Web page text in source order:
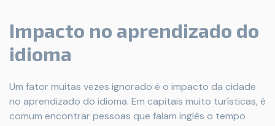
Impacto no aprendizado do
idioma
Um fator muitas vezes ignorado é o impacto da cidade
no aprendizado do idioma. Em capitais muito turísticas, é
comum encontrar pessoas que falam inglês o tempo